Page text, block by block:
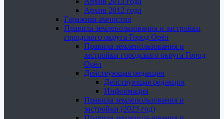
Архив 2012 года
Гаражная амнистия
Правила землепользования и застройки
городского округа Город Орёл
Правила землепользования и
застройки городского округа Город
Орёл
Действующая редакция
Действующая редакция
Информация
Правила землепользования и
застройки (2023 год)